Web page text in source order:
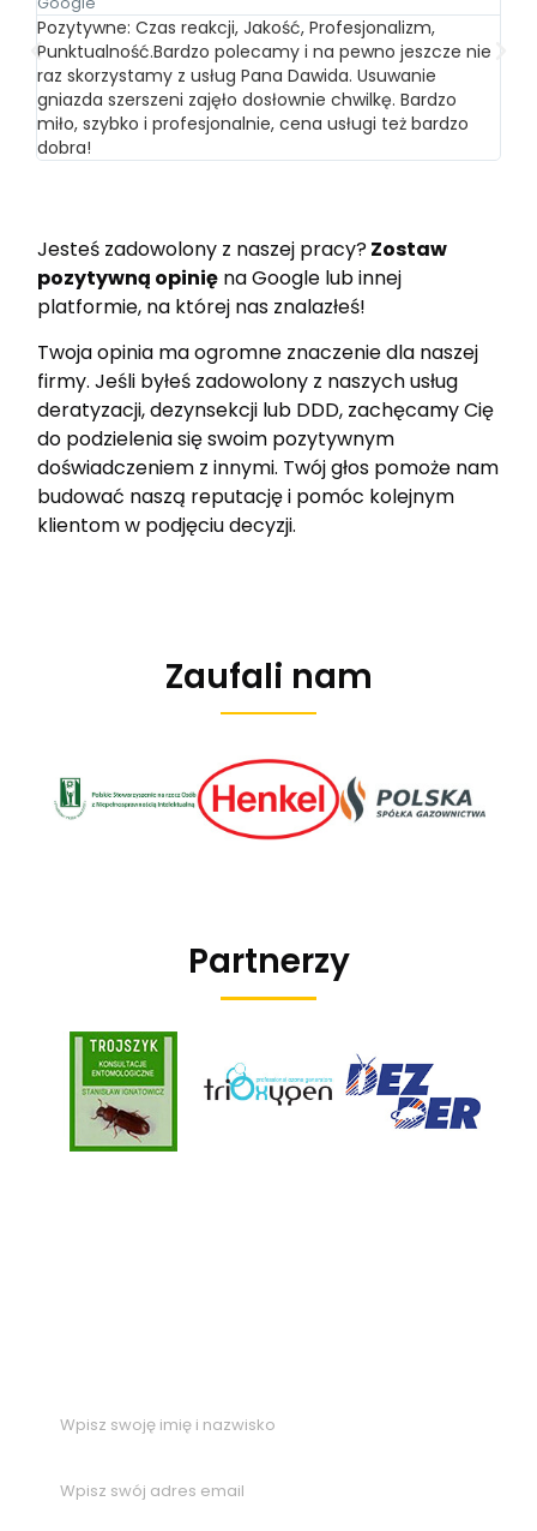
Pozytywne: Czas reakcji, Jakość, Profesjonalizm,
Punktualność.Bardzo polecamy i na pewno jeszcze nie
raz skorzystamy z usług Pana Dawida. Usuwanie
gniazda szerszeni zajęło dosłownie chwilkę. Bardzo
miło, szybko i profesjonalnie, cena usługi też bardzo
dobra!
Jesteś zadowolony z naszej pracy?Zostaw
pozytywną opinię na Google lub innej
platformie, na której nas znalazłeś!
Twoja opinia ma ogromne znaczenie dla naszej
firmy. Jeśli byłeś zadowolony z naszych usług
deratyzacji, dezynsekcji lub DDD, zachęcamy Cię
do podzielenia się swoim pozytywnym
doświadczeniem z innymi. Twój głos pomoże nam
budować naszą reputację i pomóc kolejnym
klientom w podjęciu decyzji.
Zaufali nam
Partnerzy